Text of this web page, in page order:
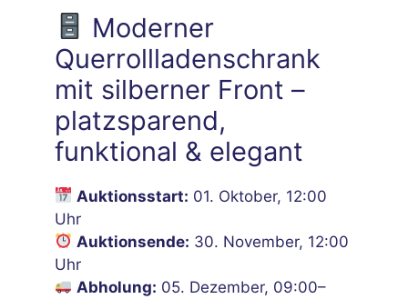
Moderner
Querrollladenschrank
mit silberner Front –
platzsparend,
funktional & elegant
Auktionsstart: 01. Oktober, 12:00
Uhr
Auktionsende: 30. November, 12:00
Uhr
Abholung: 05. Dezember, 09:00–